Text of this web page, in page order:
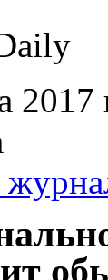
2017